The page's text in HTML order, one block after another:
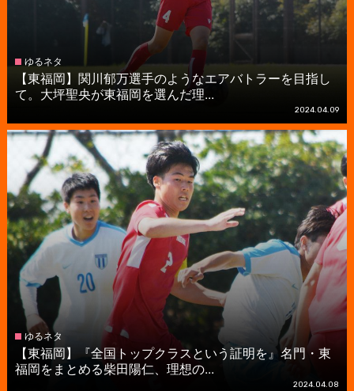
ゆるネタ
【東福岡】関川郁万選手のようなエアバトラーを目指し
て。大坪聖央が東福岡を選んだ理...
2024.04.09
ゆるネタ
【東福岡】『全国トップクラスという証明を』名門・東
福岡をまとめる柴田陽仁、理想の...
2024.04.08